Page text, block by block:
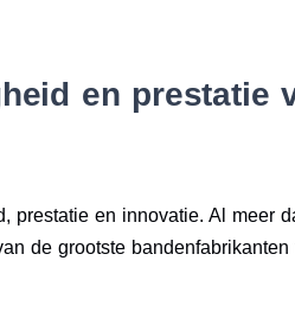
en prestatie
prestatie en innovatie. Al meer
de grootste bandenfabrikanten